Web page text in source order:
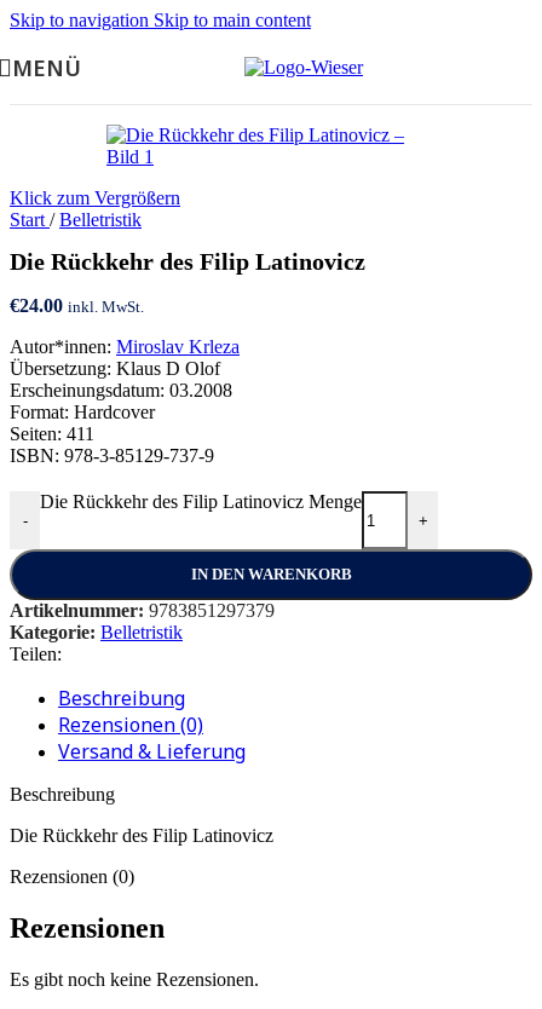
Skip to navigation Skip to main content
MENÜ
Klick zum Vergrößern
Start / Belletristik
Die Rückkehr des Filip Latinovicz
€24.00 inkl. MwSt.
Autor*innen: Miroslav Krleza
Übersetzung: Klaus D Olof
Erscheinungsdatum: 03.2008
Format: Hardcover
Seiten: 411
ISBN: 978-3-85129-737-9
-
Die Rückkehr des Filip Latinovicz Menge
+
IN DEN WARENKORB
Artikelnummer: 9783851297379
Kategorie: Belletristik
Teilen:
Beschreibung
Rezensionen (0)
Versand & Lieferung
Beschreibung
Die Rückkehr des Filip Latinovicz
Rezensionen (0)
Rezensionen
Es gibt noch keine Rezensionen.